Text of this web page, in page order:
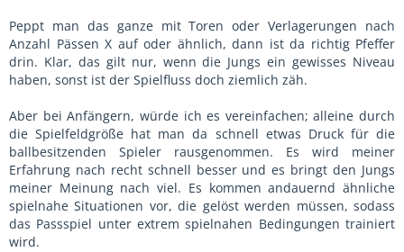
Peppt man das ganze mit Toren oder Verlagerungen nach
Anzahl Pässen X auf oder ähnlich, dann ist da richtig Pfeffer
drin. Klar, das gilt nur, wenn die Jungs ein gewisses Niveau
haben, sonst ist der Spielfluss doch ziemlich zäh.
Aber bei Anfängern, würde ich es vereinfachen; alleine durch
die Spielfeldgröße hat man da schnell etwas Druck für die
ballbesitzenden Spieler rausgenommen. Es wird meiner
Erfahrung nach recht schnell besser und es bringt den Jungs
meiner Meinung nach viel. Es kommen andauernd ähnliche
spielnahe Situationen vor, die gelöst werden müssen, sodass
das Passspiel unter extrem spielnahen Bedingungen trainiert
wird.